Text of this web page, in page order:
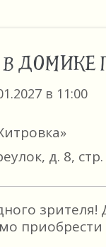
ДОМИКЕ
в 11:00
д. 8, стр.